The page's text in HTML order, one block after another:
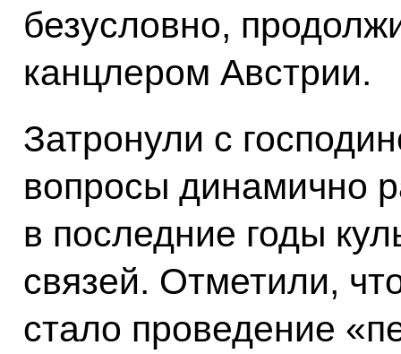
безусловно,
канцлером Австрии.
Затронули с
вопросы динамично
в последние годы
связей. Отметили,
стало проведение